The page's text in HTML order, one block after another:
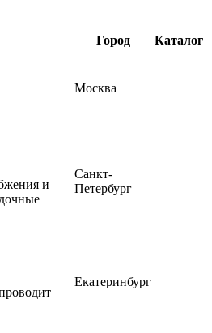
Город Каталог
Москва
и
Санкт-
Петербург
Екатеринбург